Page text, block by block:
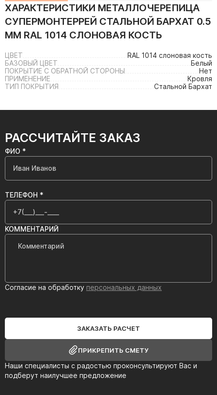
ХАРАКТЕРИСТИКИ МЕТАЛЛОЧЕРЕПИЦА
СУПЕРМОНТЕРРЕЙ СТАЛЬНОЙ БАРХАТ 0.5
ММ RAL 1014 СЛОНОВАЯ КОСТЬ
ЦВЕТ
RAL 1014 слоновая кость
БАЗОВЫЙ ЦВЕТ
Белый
ПОКРЫТИЕ С ОБРАТНОЙ СТОРОНЫ
Нет
ПРИМЕНЕНИЕ
Кровля
ТИП ПОКРЫТИЯ
Стальной Бархат
РАССЧИТАЙТЕ ЗАКАЗ
Наши специалисты с радостью проконсультируют Вас и
подберут наилучшее предложение
ФИО *
ТЕЛЕФОН *
КОММЕНТАРИЙ
Согласие на обработку персональных данных
ЗАКАЗАТЬ РАСЧЕТ
ПРИКРЕПИТЬ СМЕТУ